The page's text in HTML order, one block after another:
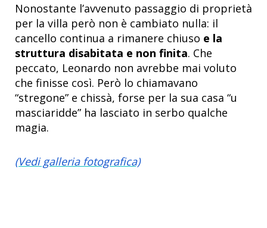
Nonostante l’avvenuto passaggio di proprietà
per la villa però non è cambiato nulla: il
cancello continua a rimanere chiuso e la
struttura disabitata e non finita. Che
peccato, Leonardo non avrebbe mai voluto
che finisse così. Però lo chiamavano
“stregone” e chissà, forse per la sua casa “u
masciaridde” ha lasciato in serbo qualche
magia.
(Vedi galleria fotografica)